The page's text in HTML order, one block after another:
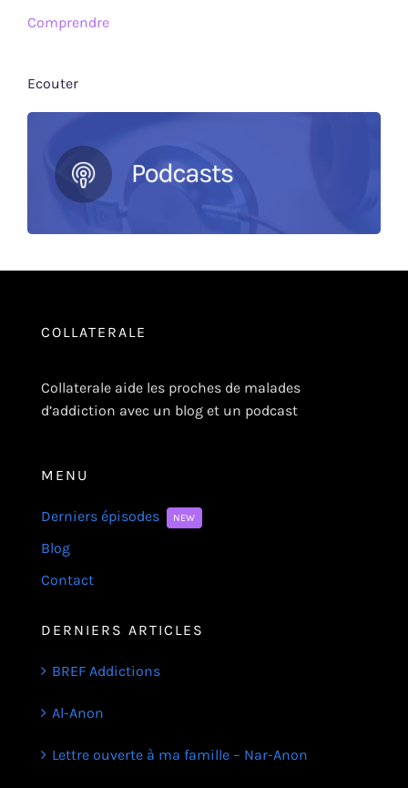
Comprendre
Ecouter
COLLATERALE
Collaterale aide les proches de malades
d’addiction avec un blog et un podcast
MENU
Derniers épisodes NEW
Blog
Contact
DERNIERS ARTICLES
BREF Addictions
Al-Anon
Lettre ouverte à ma famille – Nar-Anon